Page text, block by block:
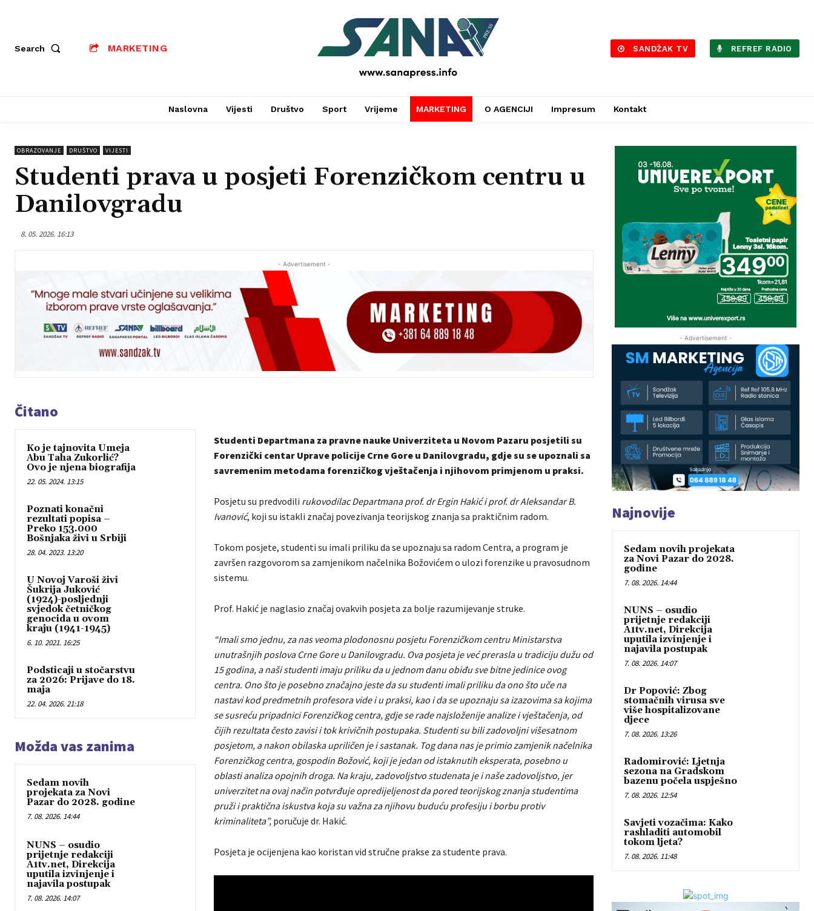
Search MARKETING
PRESS
SANDŽAK TV REFREF RADIO
Naslovna Vijesti Društvo Sport Vrijeme MARKETING O AGENCIJI Impresum Kontakt
OBRAZOVANJE DRUŠTVO VIJESTI
Studenti prava u posjeti Forenzičkom centru u
Danilovgradu
8. 05. 2026. 16:13
- Advertisement -
Čitano
Ko je tajnovita Umeja
Abu Taha Zukorlić?
Ovo je njena biografija
22. 05. 2024. 13:15
Poznati konačni
rezultati popisa –
Preko 153.000
Bošnjaka živi u Srbiji
28. 04. 2023. 13:20
U Novoj Varoši živi
Šukrija Juković
(1924)-posljednji
svjedok četničkog
genocida u ovom
kraju (1941-1945)
6. 10. 2021. 16:25
Podsticaji u stočarstvu
za 2026: Prijave do 18.
maja
22. 04. 2026. 21:18
Možda vas zanima
Sedam novih
projekata za Novi
Pazar do 2028. godine
7. 08. 2026. 14:44
NUNS – osudio
prijetnje redakciji
A1tv.net, Direkcija
uputila izvinjenje i
najavila postupak
7. 08. 2026. 14:07
Studenti Departmana za pravne nauke Univerziteta u Novom Pazaru posjetili su
Forenzički centar Uprave policije Crne Gore u Danilovgradu, gdje su se upoznali sa
savremenim metodama forenzičkog vještačenja i njihovom primjenom u praksi.
Posjetu su predvodili rukovodilac Departmana prof. dr Ergin Hakić i prof. dr Aleksandar B.
Ivanović, koji su istakli značaj povezivanja teorijskog znanja sa praktičnim radom.
Tokom posjete, studenti su imali priliku da se upoznaju sa radom Centra, a program je
završen razgovorom sa zamjenikom načelnika Božovićem o ulozi forenzike u pravosudnom
sistemu.
Prof. Hakić je naglasio značaj ovakvih posjeta za bolje razumijevanje struke.
“Imali smo jednu, za nas veoma plodonosnu posjetu Forenzičkom centru Ministarstva
unutrašnjih poslova Crne Gore u Danilovgradu. Ova posjeta je već prerasla u tradiciju dužu od
15 godina, a naši studenti imaju priliku da u jednom danu obiđu sve bitne jedinice ovog
centra. Ono što je posebno značajno jeste da su studenti imali priliku da ono što uče na
nastavi kod predmetnih profesora vide i u praksi, kao i da se upoznaju sa izazovima sa kojima
se susreću pripadnici Forenzičkog centra, gdje se rade najsloženije analize i vještačenja, od
čijih rezultata često zavisi i tok krivičnih postupaka. Studenti su bili zadovoljni višesatnom
posjetom, a nakon obilaska upriličen je i sastanak. Tog dana nas je primio zamjenik načelnika
Forenzičkog centra, gospodin Božović, koji je jedan od istaknutih eksperata, posebno u
oblasti analiza opojnih droga. Na kraju, zadovoljstvo studenata je i naše zadovoljstvo, jer
univerzitet na ovaj način potvrđuje opredijeljenost da pored teorijskog znanja studentima
pruži i praktična iskustva koja su važna za njihovu buduću profesiju i borbu protiv
kriminaliteta”,poručuje dr. Hakić.
Posjeta je ocijenjena kao koristan vid stručne prakse za studente prava.
- Advertisement -
Najnovije
Sedam novih projekata
za Novi Pazar do 2028.
godine
7. 08. 2026. 14:44
NUNS – osudio
prijetnje redakciji
A1tv.net, Direkcija
uputila izvinjenje i
najavila postupak
7. 08. 2026. 14:07
Dr Popović: Zbog
stomačnih virusa sve
više hospitalizovane
djece
7. 08. 2026. 13:26
Radomirović: Ljetnja
sezona na Gradskom
bazenu počela uspješno
7. 08. 2026. 12:54
Savjeti vozačima: Kako
rashladiti automobil
tokom ljeta?
7. 08. 2026. 11:48